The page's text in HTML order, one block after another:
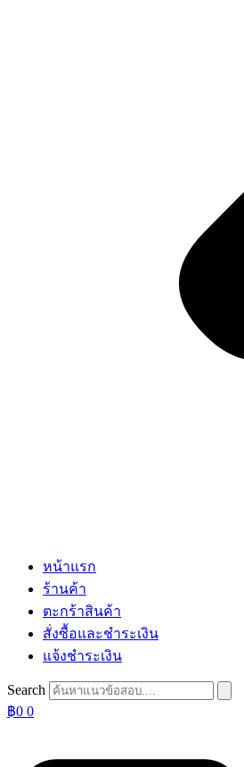
หน้าแรก
ร้านค้า
ตะกร้าสินค้า
สั่งซื้อและชำระเงิน
แจ้งชำระเงิน
Search
฿0 0